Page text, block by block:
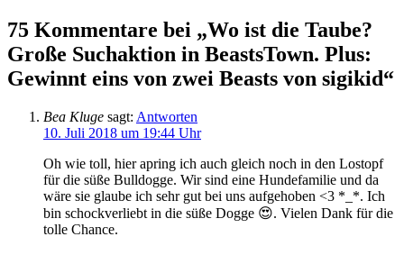
75 Kommentare bei „Wo ist die Taube?
Große Suchaktion in BeastsTown. Plus:
Gewinnt eins von zwei Beasts von sigikid“
Bea Kluge sagt: Antworten
10. Juli 2018 um 19:44 Uhr
Oh wie toll, hier apring ich auch gleich noch in den Lostopf
für die süße Bulldogge. Wir sind eine Hundefamilie und da
wäre sie glaube ich sehr gut bei uns aufgehoben <3 *_*. Ich
bin schockverliebt in die süße Dogge 😍. Vielen Dank für die
tolle Chance.